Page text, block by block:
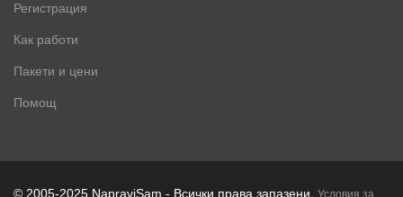
Регистрация
Как работи
Пакети и цени
Помощ
© 2005-2025 NapraviSam - Всички права запазени. Условия за